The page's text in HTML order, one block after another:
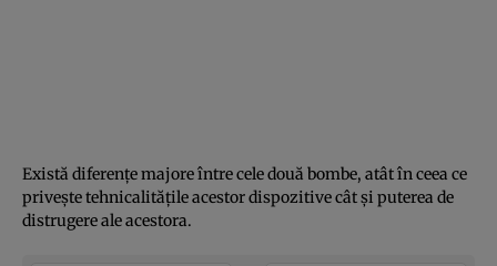
Există diferenţe majore între cele două bombe, atât în ceea ce
priveşte tehnicalităţile acestor dispozitive cât şi puterea de
distrugere ale acestora.